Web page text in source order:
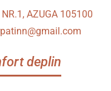
AZUGA 105100
deplin